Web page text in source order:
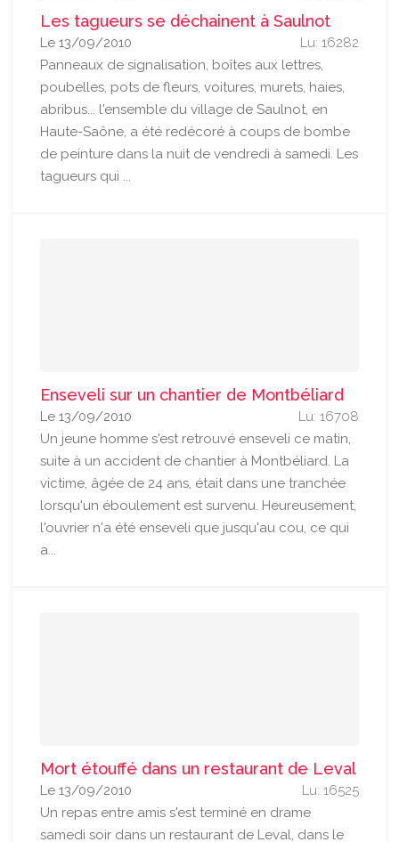
Les tagueurs se déchainent à Saulnot
Lu: 16282
Le 13/09/2010
Panneaux de signalisation, boîtes aux lettres,
poubelles, pots de fleurs, voitures, murets, haies,
abribus... l'ensemble du village de Saulnot, en
Haute-Saône, a été redécoré à coups de bombe
de peinture dans la nuit de vendredi à samedi. Les
tagueurs qui ...
Enseveli sur un chantier de Montbéliard
Lu: 16708
Le 13/09/2010
Un jeune homme s'est retrouvé enseveli ce matin,
suite à un accident de chantier à Montbéliard. La
victime, âgée de 24 ans, était dans une tranchée
lorsqu'un éboulement est survenu. Heureusement,
l'ouvrier n'a été enseveli que jusqu'au cou, ce qui
a...
Mort étouffé dans un restaurant de Leval
Lu: 16525
Le 13/09/2010
Un repas entre amis s'est terminé en drame
samedi soir dans un restaurant de Leval, dans le